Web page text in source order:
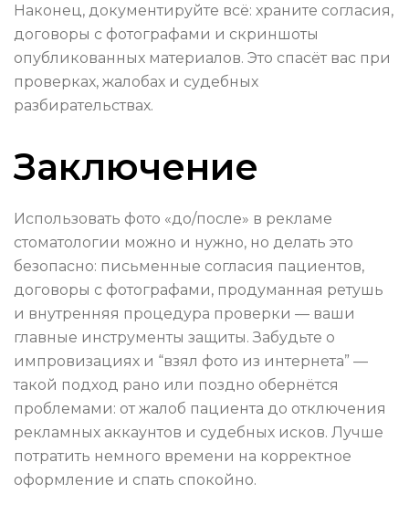
Наконец, документируйте всё: храните согласия,
договоры с фотографами и скриншоты
опубликованных материалов. Это спасёт вас при
проверках, жалобах и судебных
разбирательствах.
Заключение
Использовать фото «до/после» в рекламе
стоматологии можно и нужно, но делать это
безопасно: письменные согласия пациентов,
договоры с фотографами, продуманная ретушь
и внутренняя процедура проверки — ваши
главные инструменты защиты. Забудьте о
импровизациях и “взял фото из интернета” —
такой подход рано или поздно обернётся
проблемами: от жалоб пациента до отключения
рекламных аккаунтов и судебных исков. Лучше
потратить немного времени на корректное
оформление и спать спокойно.